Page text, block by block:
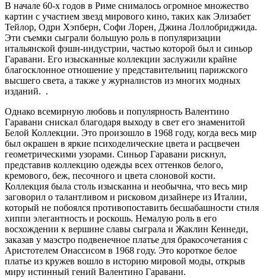
В начале 60-х годов в Риме снималось огромное множество
картин с участием звезд мирового кино, таких как Элизабет
Тейлор, Одри Хэпберн, Софи Лорен, Джина Лоллобриджида.
Эти съемки сыграли большую роль в популяризации
итальянской фэшн-индустрии, частью которой был и синьор
Гаравани. Его изысканные коллекции заслужили крайне
благосклонное отношение у представительниц парижского
высшего света, а также у журналистов из многих модных
изданий. .
Однако всемирную любовь и популярность Валентино
Гаравани снискал благодаря выходу в свет его знаменитой
Белой Коллекции. Это произошло в 1968 году, когда весь мир
был окрашен в яркие психоделические цвета и расцвечен
геометрическими узорами. Синьор Гаравани рискнул,
представив коллекцию одежды всех оттенков белого,
кремового, беж, песочного и цвета слоновой кости.
Коллекция была столь изысканна и необычна, что весь мир
заговорил о талантливом и рисковом дизайнере из Италии,
который не побоялся противопоставить бесшабашности стиля
хиппи элегантность и роскошь. Немалую роль в его
восхождении к вершине славы сыграла и Жаклин Кеннеди,
заказав у маэстро подвенечное платье для бракосочетания с
Аристотелем Онассисом в 1968 году. Это короткое белое
платье из кружев вошло в историю мировой моды, открыв
миру истинный гений Валентино Гаравани.